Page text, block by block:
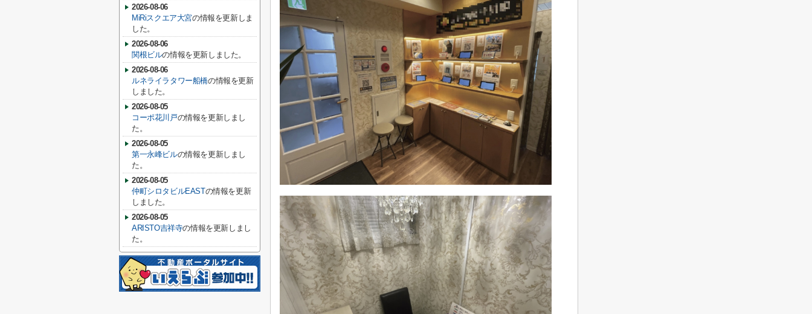
2026-08-06
MiRiスクエア大宮の情報を更新しま
した。
2026-08-06
関根ビルの情報を更新しました。
2026-08-06
ルネライラタワー船橋の情報を更新
しました。
2026-08-05
コーポ花川戸の情報を更新しまし
た。
2026-08-05
第一永峰ビルの情報を更新しまし
た。
2026-08-05
仲町シロタビルEASTの情報を更新
しました。
2026-08-05
ARISTO吉祥寺の情報を更新しまし
た。